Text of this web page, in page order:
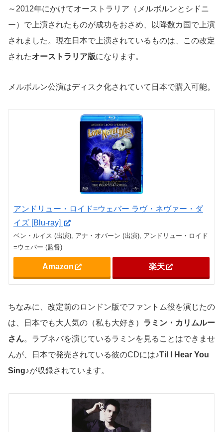
～2012年にかけてオーストラリア（メルボルンとシドニ
ー）で上演されたものが成功をおさめ、以降数カ国で上演
されました。現在日本で上演されているものは、この改定
されたオーストラリア版になります。
メルボルン公演はディスク化されていて日本で購入可能。
アンドリュー・ロイド=ウェバー ラヴ・ネヴァー・ダ
イズ [Blu-ray]
ベン・ルイス (出演), アナ・オバーン (出演), アンドリュー・ロイド
=ウェバー (監督)
Amazon 楽天
ちなみに、改定前のロンドン版でファントム役を演じたの
は、日本でも大人気の（私も大好き） ラミン・カリムルー
さん。ラブネバを演じているラミンを見ることはできませ
んが、日本で発売されている彼のCDには♪Til I Hear You
Sing♪が収録されています。